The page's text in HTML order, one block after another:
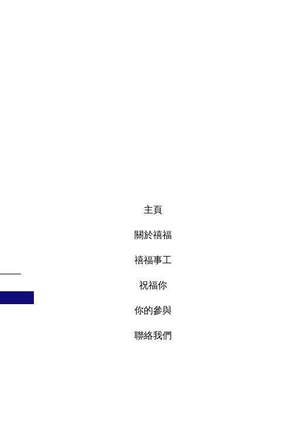
主頁
關於禧福
禧福事工
祝福你
你的參與
聯絡我們